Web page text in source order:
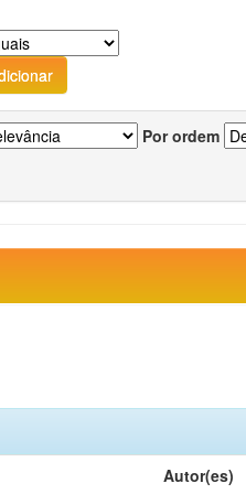
Por ordem
Autor(es)